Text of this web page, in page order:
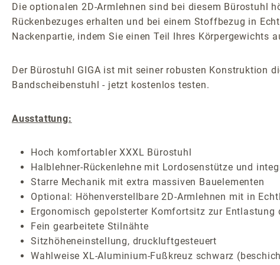
Die optionalen 2D-Armlehnen sind bei diesem Bürostuhl
Rückenbezuges erhalten und bei einem Stoffbezug in
Nackenpartie, indem Sie einen Teil Ihres Körpergewichts
Der Bürostuhl GIGA ist mit seiner robusten Konstruktion
Bandscheibenstuhl - jetzt kostenlos testen.
Ausstattung:
Hoch komfortabler XXXL Bürostuhl
Halblehner-Rückenlehne mit Lordosenstütze und
Starre Mechanik mit extra massiven Bauelementen
Optional: Höhenverstellbare 2D-Armlehnen mit in
Ergonomisch gepolsterter Komfortsitz zur Entlastung
Fein gearbeitete Stilnähte
Sitzhöheneinstellung, druckluftgesteuert
Wahlweise XL-Aluminium-Fußkreuz schwarz